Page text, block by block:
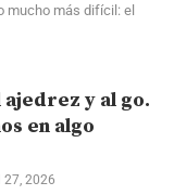
mucho más difícil: el
ajedrez y al go.
en algo
27, 2026